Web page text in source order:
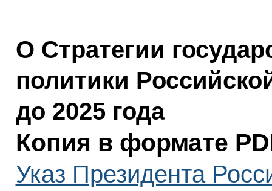
О Стратегии
политики
до 2025 года
Копия в формате
Указ Президента